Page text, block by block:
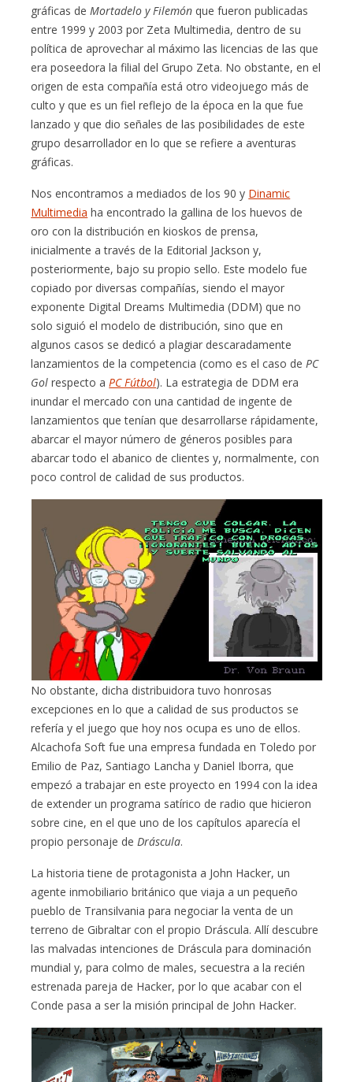
gráficas de Mortadelo y Filemón que fueron publicadas
entre 1999 y 2003 por Zeta Multimedia, dentro de su
política de aprovechar al máximo las licencias de las que
era poseedora la filial del Grupo Zeta. No obstante, en el
origen de esta compañía está otro videojuego más de
culto y que es un fiel reflejo de la época en la que fue
lanzado y que dio señales de las posibilidades de este
grupo desarrollador en lo que se refiere a aventuras
gráficas.
Nos encontramos a mediados de los 90 y Dinamic
Multimedia ha encontrado la gallina de los huevos de
oro con la distribución en kioskos de prensa,
inicialmente a través de la Editorial Jackson y,
posteriormente, bajo su propio sello. Este modelo fue
copiado por diversas compañías, siendo el mayor
exponente Digital Dreams Multimedia (DDM) que no
solo siguió el modelo de distribución, sino que en
algunos casos se dedicó a plagiar descaradamente
lanzamientos de la competencia (como es el caso de PC
Gol respecto a PC Fútbol). La estrategia de DDM era
inundar el mercado con una cantidad de ingente de
lanzamientos que tenían que desarrollarse rápidamente,
abarcar el mayor número de géneros posibles para
abarcar todo el abanico de clientes y, normalmente, con
poco control de calidad de sus productos.
No obstante, dicha distribuidora tuvo honrosas
excepciones en lo que a calidad de sus productos se
refería y el juego que hoy nos ocupa es uno de ellos.
Alcachofa Soft fue una empresa fundada en Toledo por
Emilio de Paz, Santiago Lancha y Daniel Iborra, que
empezó a trabajar en este proyecto en 1994 con la idea
de extender un programa satírico de radio que hicieron
sobre cine, en el que uno de los capítulos aparecía el
propio personaje de Dráscula.
La historia tiene de protagonista a John Hacker, un
agente inmobiliario británico que viaja a un pequeño
pueblo de Transilvania para negociar la venta de un
terreno de Gibraltar con el propio Dráscula. Allí descubre
las malvadas intenciones de Dráscula para dominación
mundial y, para colmo de males, secuestra a la recién
estrenada pareja de Hacker, por lo que acabar con el
Conde pasa a ser la misión principal de John Hacker.